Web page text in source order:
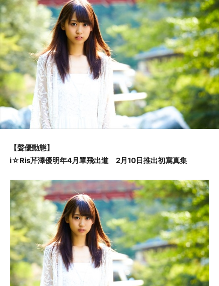
【聲優動態】
i☆Ris芹澤優明年4月單飛出道 2月10日推出初寫真集